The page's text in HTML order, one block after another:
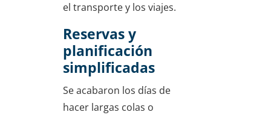
el transporte y los viajes.
Reservas y
planificación
simplificadas
Se acabaron los días de
hacer largas colas o